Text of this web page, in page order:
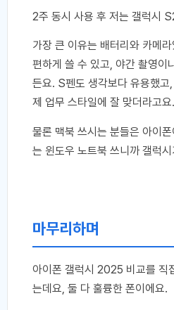
2주 동시 사용 후 저는 갤럭시
가장 큰 이유는 배터리와 카메
편하게 쓸 수 있고, 야간 촬영이
든요. S펜도 생각보다 유용했고
제 업무 스타일에 잘 맞더라고요.
물론 맥북 쓰시는 분들은 아이
는 윈도우 노트북 쓰니까 갤럭
마무리하며
아이폰 갤럭시 2025 비교를 직
는데요, 둘 다 훌륭한 폰이에요.